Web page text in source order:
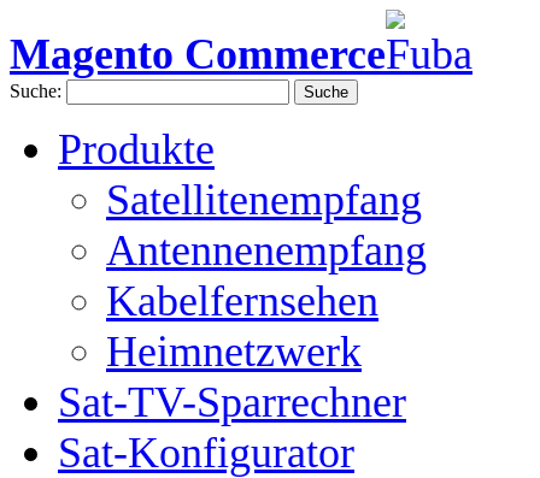
Magento Commerce
Suche: Suche
Produkte
Satellitenempfang
Antennenempfang
Kabelfernsehen
Heimnetzwerk
Sat-TV-Sparrechner
Sat-Konfigurator